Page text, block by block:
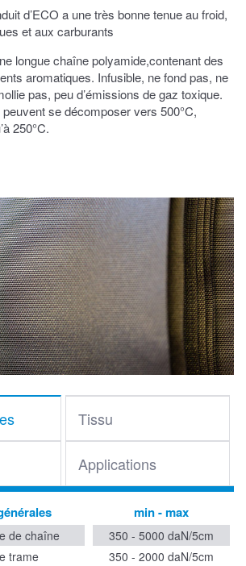
d’ECO a une très bonne tenue au froid,
et aux carburants
longue chaîne polyamide,contenant des
aromatiques. Infusible, ne fond pas, ne
pas, peu d’émissions de gaz toxique.
se décomposer vers 500°C,
250°C.
Tissu
Applications
min - max
de chaîne
350 - 5000 daN/5cm
trame
350 - 2000 daN/5cm